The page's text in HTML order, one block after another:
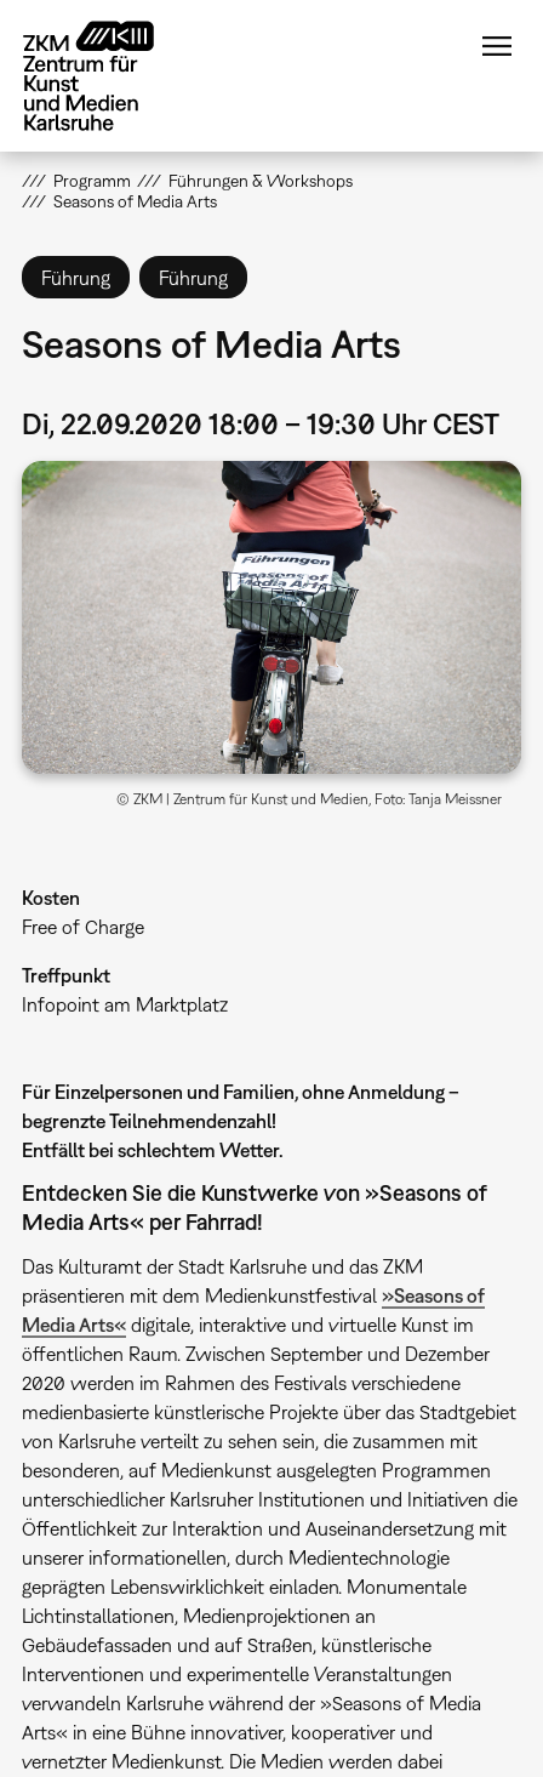
zum
Inhalt
Programm
Führungen & Workshops
Seasons of Media Arts
Führung Führung
Seasons of Media Arts
Di, 22.09.2020 18:00 – 19:30 Uhr CEST
© ZKM | Zentrum für Kunst und Medien, Foto: Tanja Meissner
Kosten
Free of Charge
Treffpunkt
Infopoint am Marktplatz
Für Einzelpersonen und Familien, ohne Anmeldung –
begrenzte Teilnehmendenzahl!
Entfällt bei schlechtem Wetter.
Entdecken Sie die Kunstwerke von »Seasons of
Media Arts« per Fahrrad!
Das Kulturamt der Stadt Karlsruhe und das ZKM
präsentieren mit dem Medienkunstfestival »Seasons of
Media Arts«digitale, interaktive und virtuelle Kunst im
öffentlichen Raum. Zwischen September und Dezember
2020 werden im Rahmen des Festivals verschiedene
medienbasierte künstlerische Projekte über das Stadtgebiet
von Karlsruhe verteilt zu sehen sein, die zusammen mit
besonderen, auf Medienkunst ausgelegten Programmen
unterschiedlicher Karlsruher Institutionen und Initiativen die
Öffentlichkeit zur Interaktion und Auseinandersetzung mit
unserer informationellen, durch Medientechnologie
geprägten Lebenswirklichkeit einladen. Monumentale
Lichtinstallationen, Medienprojektionen an
Gebäudefassaden und auf Straßen, künstlerische
Interventionen und experimentelle Veranstaltungen
verwandeln Karlsruhe während der »Seasons of Media
Arts« in eine Bühne innovativer, kooperativer und
vernetzter Medienkunst. Die Medien werden dabei